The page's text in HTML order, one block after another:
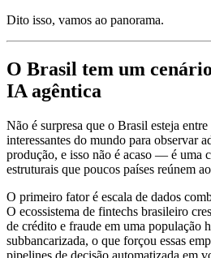
Dito isso, vamos ao panorama.
O Brasil tem um
IA agêntica
Não é surpresa que o Brasil esteja
interessantes do mundo para observar
produção, e isso não é acaso — é uma
estruturais que poucos países reúnem
O primeiro fator é escala de dados
O ecossistema de fintechs brasileiro
de crédito e fraude em uma população
subbancarizada, o que forçou essas
pipelines de decisão automatizada em